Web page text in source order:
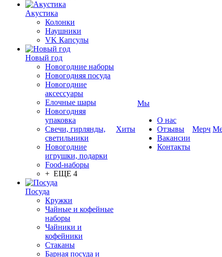
Акустика
Колонки
Наушники
VK Капсулы
Новый год
Новогодние наборы
Новогодняя посуда
Новогодние
аксессуары
Елочные шары
Новогодняя
упаковка
Свечи, гирлянды,
светильники
Новогодние
игрушки, подарки
Food-наборы
+ ЕЩЕ 4
Посуда
Кружки
Чайные и кофейные
наборы
Чайники и
кофейники
Стаканы
Барная посуда и
Хиты
Мы
О нас
Отзывы
Вакансии
Контакты
Мерч